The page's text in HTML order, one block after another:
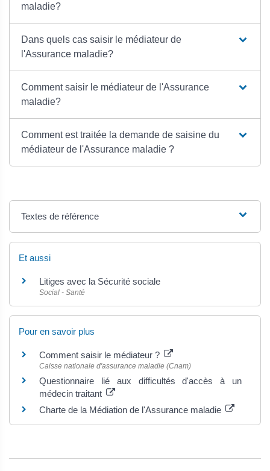
maladie?
Dans quels cas saisir le médiateur de
l'Assurance maladie?
Comment saisir le médiateur de l'Assurance
maladie?
Comment est traitée la demande de saisine du
médiateur de l'Assurance maladie ?
Textes de référence
Et aussi
Litiges avec la Sécurité sociale
Social - Santé
Pour en savoir plus
Comment saisir le médiateur ?
Caisse nationale d'assurance maladie (Cnam)
Questionnaire lié aux difficultés d'accès à un
médecin traitant
Charte de la Médiation de l'Assurance maladie